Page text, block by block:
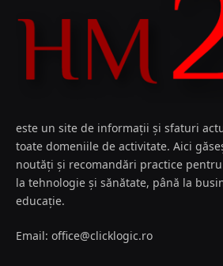
este un site de informații și sfaturi
toate domeniile de activitate. Aici
noutăți și recomandări practice
la tehnologie și sănătate, până la
educație.
Email: office@clicklogic.ro